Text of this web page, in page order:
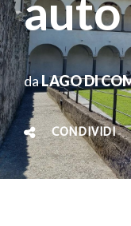
auto
daLAGO DI
CONDIVIDI